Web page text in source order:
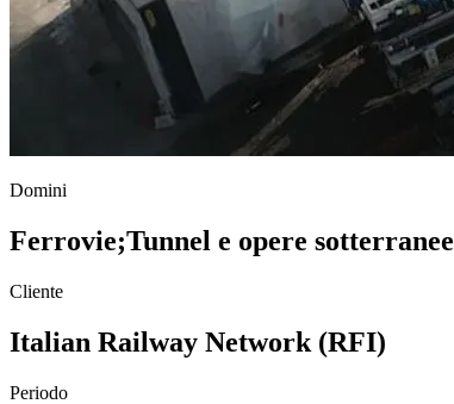
Domini
Ferrovie;Tunnel e opere sotterranee
Cliente
Italian Railway Network (RFI)
Periodo